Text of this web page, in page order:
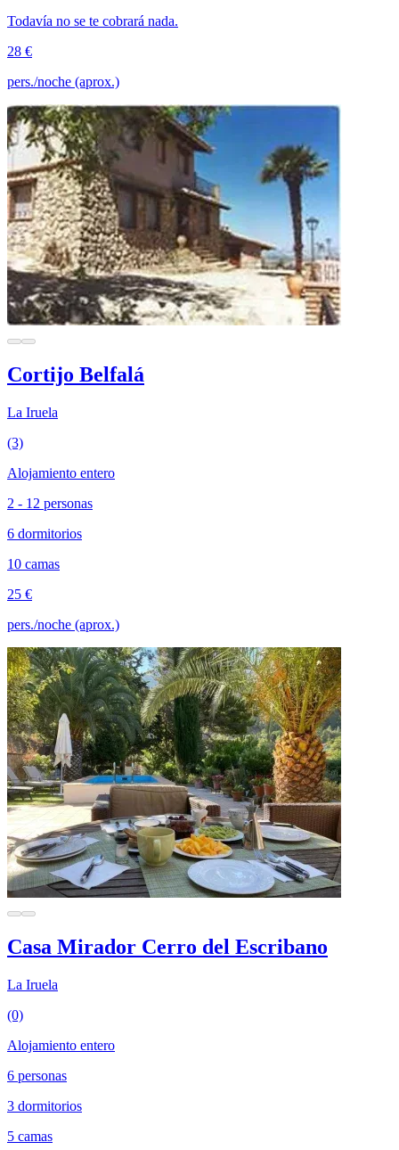
Todavía no se te cobrará nada.
28 €
pers./noche (aprox.)
Cortijo Belfalá
La Iruela
(3)
Alojamiento entero
2 - 12 personas
6 dormitorios
10 camas
25 €
pers./noche (aprox.)
Casa Mirador Cerro del Escribano
La Iruela
(0)
Alojamiento entero
6 personas
3 dormitorios
5 camas